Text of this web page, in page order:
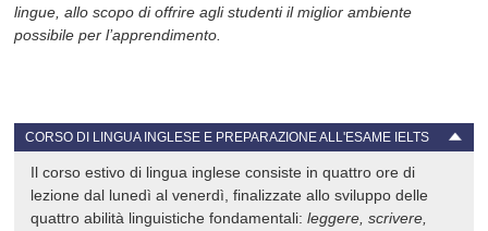
lingue, allo scopo di offrire agli studenti il miglior ambiente
possibile per l’apprendimento.
CORSO DI LINGUA INGLESE E PREPARAZIONE ALL'ESAME IELTS
Il corso estivo di lingua inglese consiste in quattro ore di
lezione dal lunedì al venerdì, finalizzate allo sviluppo delle
quattro abilità linguistiche fondamentali:leggere, scrivere,